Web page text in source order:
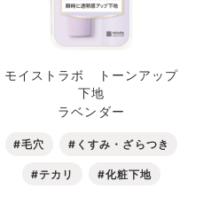
モイストラボ トーンアップ
下地
ラベンダー
#毛穴 #くすみ・ざらつき
#テカリ #化粧下地